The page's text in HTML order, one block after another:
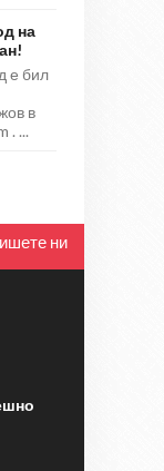
на
е бил
в
. ...
ни